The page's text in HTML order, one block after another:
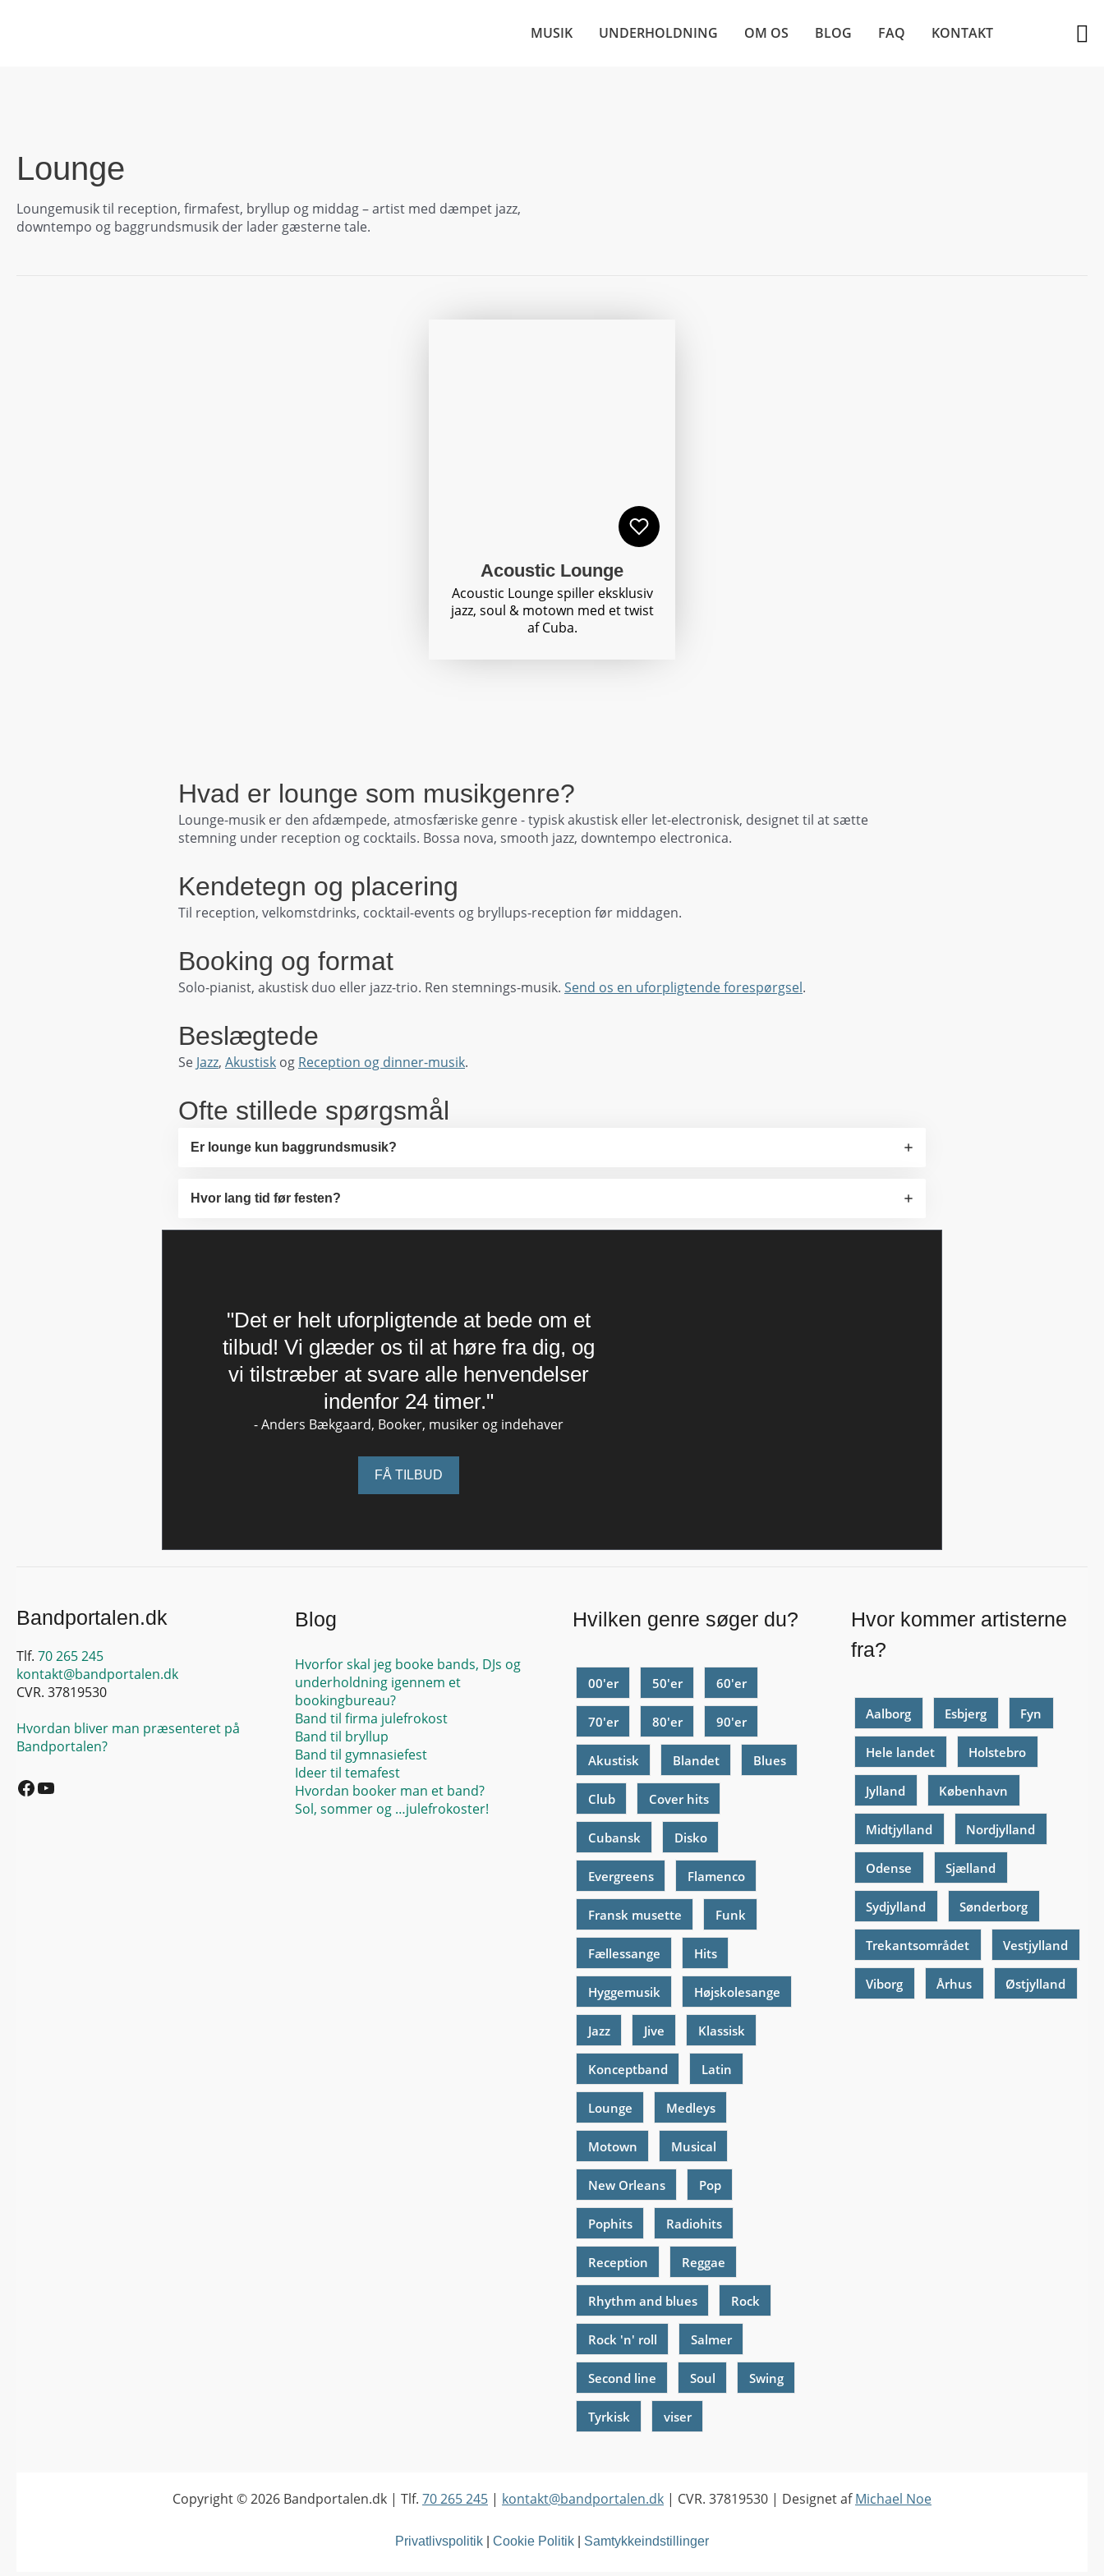
MUSIK UNDERHOLDNING OM OS BLOG FAQ KONTAKT
Lounge
Loungemusik til reception, firmafest, bryllup og middag – artist med dæmpet jazz,
downtempo og baggrundsmusik der lader gæsterne tale.
Acoustic Lounge
Acoustic Lounge spiller eksklusiv
jazz, soul & motown med et twist
af Cuba.
Hvad er lounge som musikgenre?
Lounge-musik er den afdæmpede, atmosfæriske genre - typisk akustisk eller let-electronisk, designet til at sætte
stemning under reception og cocktails. Bossa nova, smooth jazz, downtempo electronica.
Kendetegn og placering
Til reception, velkomstdrinks, cocktail-events og bryllups-reception før middagen.
Booking og format
Solo-pianist, akustisk duo eller jazz-trio. Ren stemnings-musik. Send os en uforpligtende forespørgsel.
Beslægtede
Se Jazz, Akustisk og Reception og dinner-musik.
Ofte stillede spørgsmål
Er lounge kun baggrundsmusik?
Hvor lang tid før festen?
"Det er helt uforpligtende at bede om et
tilbud! Vi glæder os til at høre fra dig, og
vi tilstræber at svare alle henvendelser
indenfor 24 timer."
- Anders Bækgaard, Booker, musiker og indehaver
FÅ TILBUD
Bandportalen.dk
Tlf. 70 265 245
kontakt@bandportalen.dk
CVR. 37819530
Hvordan bliver man præsenteret på
Bandportalen?
Facebook
Blog
Hvorfor skal jeg booke bands, DJs og
underholdning igennem et
bookingbureau?
Band til firma julefrokost
Band til bryllup
Band til gymnasiefest
Ideer til temafest
Hvordan booker man et band?
Sol, sommer og …julefrokoster!
Hvilken genre søger du?
00'er 50'er 60'er
70'er 80'er 90'er
Akustisk Blandet Blues
Club Cover hits
Cubansk Disko
Evergreens Flamenco
Fransk musette Funk
Fællessange Hits
Hyggemusik Højskolesange
Jazz Jive Klassisk
Konceptband Latin
Lounge Medleys
Motown Musical
New Orleans Pop
Pophits Radiohits
Reception Reggae
Rhythm and blues Rock
Rock 'n' roll Salmer
Second line Soul Swing
Tyrkisk viser
Hvor kommer artisterne
fra?
Aalborg Esbjerg Fyn
Hele landet Holstebro
Jylland København
Midtjylland Nordjylland
Odense Sjælland
Sydjylland Sønderborg
Trekantsområdet Vestjylland
Viborg Århus Østjylland
Copyright © 2026 Bandportalen.dk | Tlf. 70 265 245 | kontakt@bandportalen.dk | CVR. 37819530 | Designet afMichael Noe
Privatlivspolitik Cookie Politik Samtykkeindstillinger